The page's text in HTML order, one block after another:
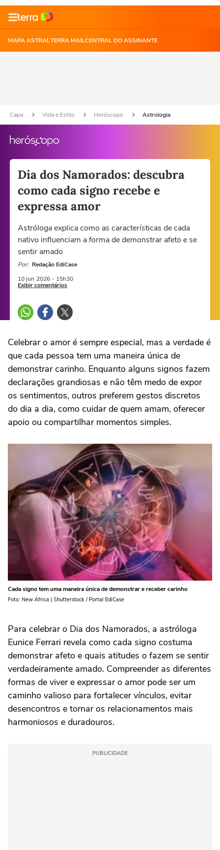
MAPA ASTRALTERRA MAILCENTRAL DO ASSINANTE
Capa Vida e Estilo Horóscopo Astrologia
Dia dos Namorados: descubra
como cada signo recebe e
expressa amor
Astróloga explica como as características de cada
nativo influenciam a forma de demonstrar afeto e se
sentir amado
Por: Redação EdiCase
10 jun 2026 - 15h30
Exibir comentários
Celebrar o amor é sempre especial, mas a verdade é
que cada pessoa tem uma maneira única de
demonstrar carinho. Enquanto alguns signos fazem
declarações grandiosas e não têm medo de expor
os sentimentos, outros preferem gestos discretos
do dia a dia, como cuidar de quem amam, oferecer
apoio ou compartilhar momentos simples.
Cada signo tem uma maneira única de demonstrar e receber carinho
Foto: New África | Shutterstock / Portal EdiCase
Para celebrar o Dia dos Namorados, a astróloga
Eunice Ferrari revela como cada signo costuma
demonstrar afeto e quais atitudes o fazem se sentir
verdadeiramente amado. Compreender as diferentes
formas de viver e expressar o amor pode ser um
caminho valioso para fortalecer vínculos, evitar
desencontros e tornar os relacionamentos mais
harmoniosos e duradouros.
PUBLICIDADE